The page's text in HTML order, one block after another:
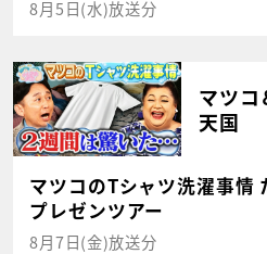
8月5日(水)放送分
マツコ
天国
マツコのTシャツ洗濯事情
プレゼンツアー
8月7日(金)放送分